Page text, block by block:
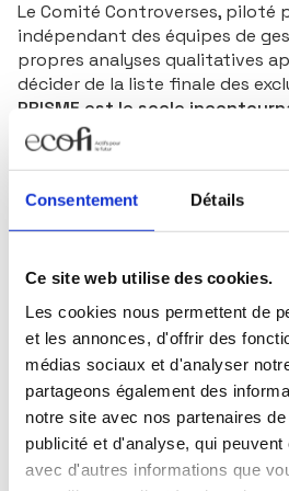
Consentement Détails
Ce site web utilise des cookies.
Les cookies nous permettent de
et les annonces, d'offrir des
médias sociaux et d'analyser
partageons également des
notre site avec nos partenaires
publicité et d'analyse, qui
avec d'autres informations que
Le Comité Controverses, piloté
indépendant des équipes de
propres analyses qualitatives
décider de la liste finale des
PRISME est le socle
l’univers d’investissement
chaque gérant sélectionne
de gestion.
LES +
C’est au travers de notre
que nous amenons les
à mieux intégrer les enjeux
vote est engagée et
collectifs et individuels sont
également mis en place une
propriétaire pour évaluer la
individuels.
L’INTENSITÉ CARBONE COMME